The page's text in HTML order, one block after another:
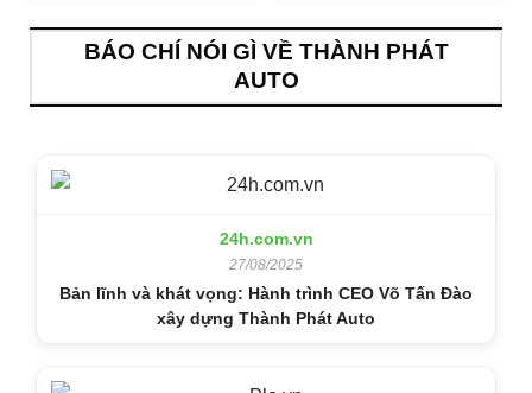
BÁO CHÍ NÓI GÌ VỀ THÀNH PHÁT
AUTO
24h.com.vn
27/08/2025
Bản lĩnh và khát vọng: Hành trình CEO Võ Tấn Đào
xây dựng Thành Phát Auto